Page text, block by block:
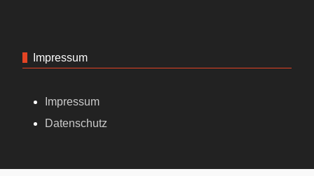
Impressum
Impressum
Datenschutz